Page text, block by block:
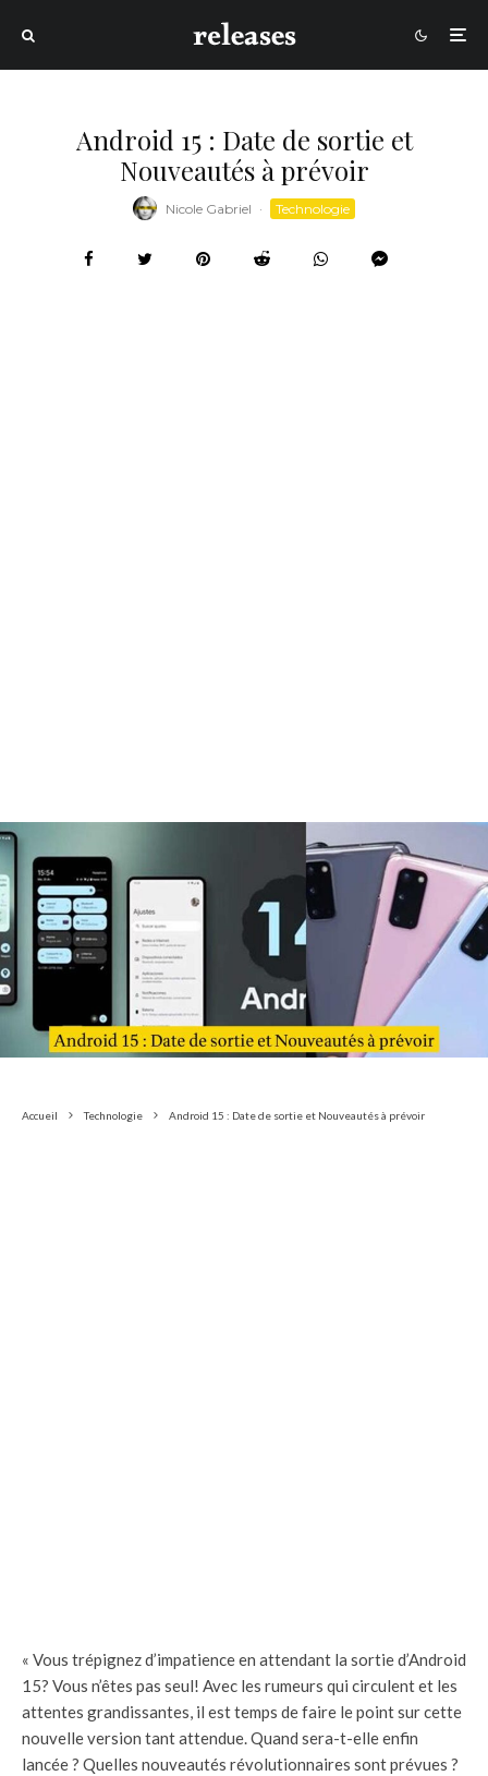
Android 15 : Date de sortie et
Nouveautés à prévoir
Nicole Gabriel · Technologie
Accueil Technologie Android 15 : Date de sortie et Nouveautés à prévoir
« Vous trépignez d’impatience en attendant la sortie d’Android
15? Vous n’êtes pas seul! Avec les rumeurs qui circulent et les
attentes grandissantes, il est temps de faire le point sur cette
nouvelle version tant attendue. Quand sera-t-elle enfin
lancée ? Quelles nouveautés révolutionnaires sont prévues ?